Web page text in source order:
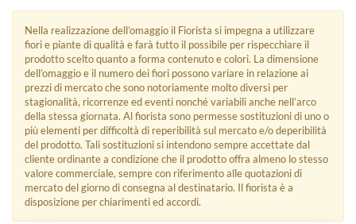
Nella realizzazione dell’omaggio il Fiorista si impegna a utilizzare
fiori e piante di qualità e farà tutto il possibile per rispecchiare il
prodotto scelto quanto a forma contenuto e colori. La dimensione
dell’omaggio e il numero dei fiori possono variare in relazione ai
prezzi di mercato che sono notoriamente molto diversi per
stagionalità, ricorrenze ed eventi nonché variabili anche nell’arco
della stessa giornata. Al fiorista sono permesse sostituzioni di uno o
più elementi per difficoltà di reperibilità sul mercato e/o deperibilità
del prodotto. Tali sostituzioni si intendono sempre accettate dal
cliente ordinante a condizione che il prodotto offra almeno lo stesso
valore commerciale, sempre con riferimento alle quotazioni di
mercato del giorno di consegna al destinatario. Il fiorista è a
disposizione per chiarimenti ed accordi.